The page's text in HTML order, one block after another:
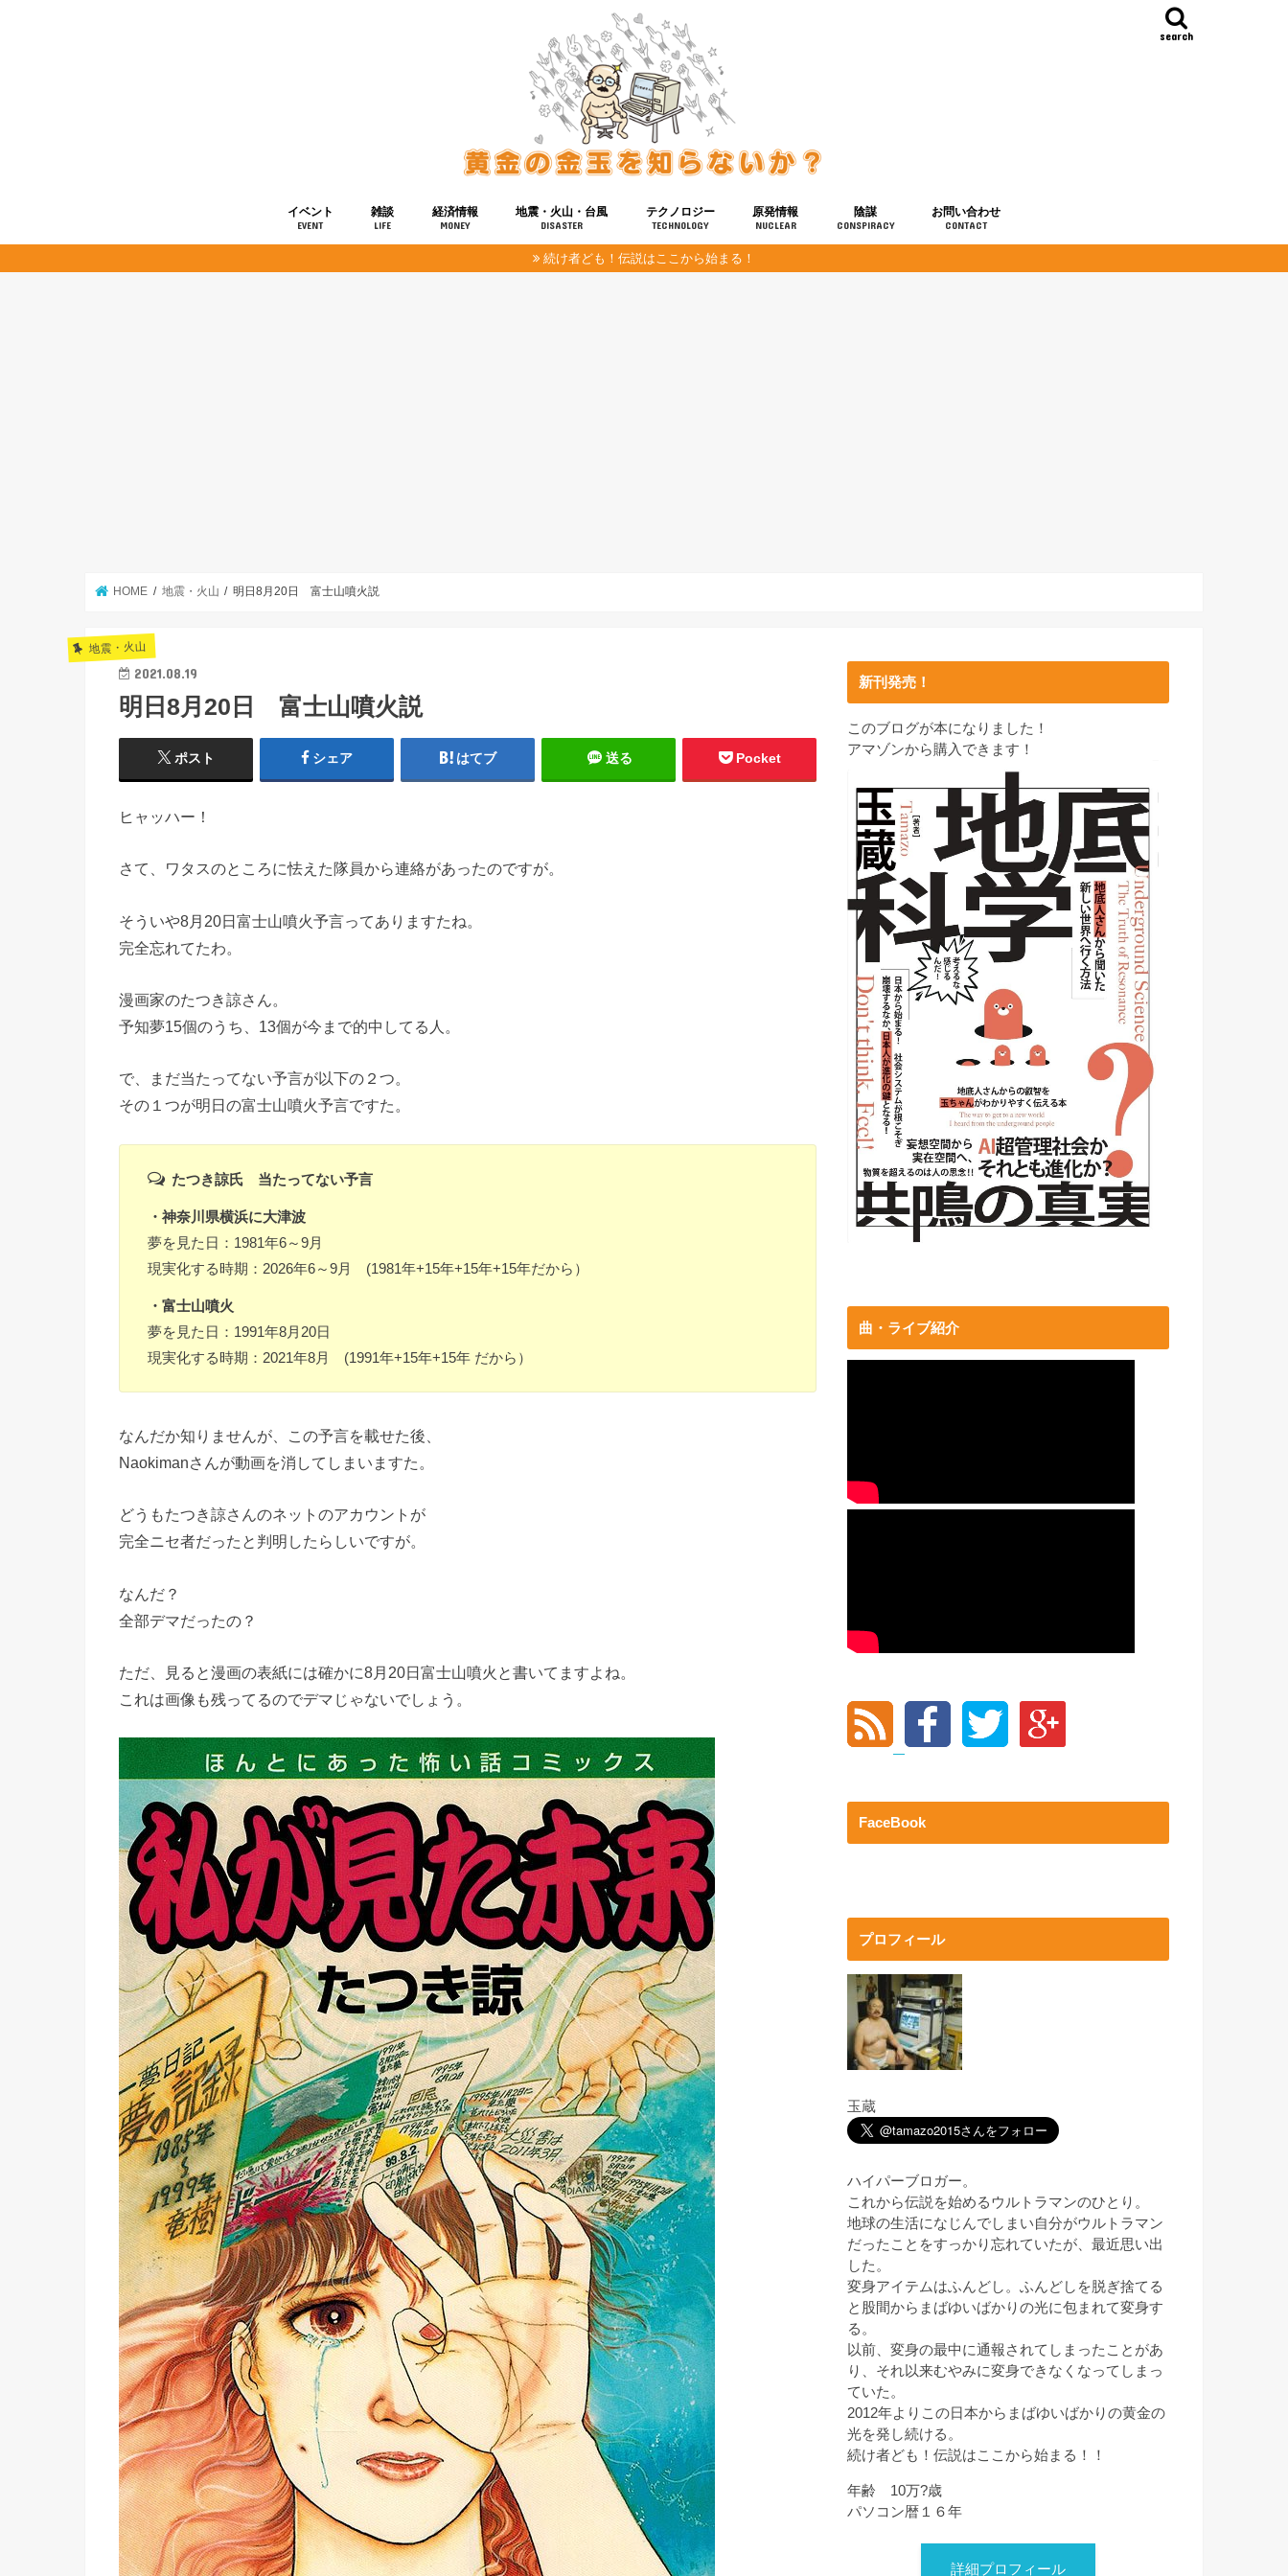
search
イベント
EVENT
雑談
LIFE
経済情報
MONEY
地震・火山・台風
DISASTER
テクノロジー
TECHNOLOGY
健康
宇宙
原発情報
NUCLEAR
陰謀
CONSPIRACY
お問い合わせ
CONTACT
続け者ども！伝説はここから始まる！
HOME 地震・火山 明日8月20日 富士山噴火説
地震・火山
2021.08.19
明日8月20日 富士山噴火説
ポスト シェア はてブ 送る Pocket
ヒャッハー！
さて、ワタスのところに怯えた隊員から連絡があったのですが。
そういや8月20日富士山噴火予言ってありますたね。
完全忘れてたわ。
漫画家のたつき諒さん。
予知夢15個のうち、13個が今まで的中してる人。
で、まだ当たってない予言が以下の２つ。
その１つが明日の富士山噴火予言ですた。
たつき諒氏 当たってない予言
・神奈川県横浜に大津波
夢を見た日：1981年6～9月
現実化する時期：2026年6～9月 (1981年+15年+15年+15年だから）
・富士山噴火
夢を見た日：1991年8月20日
現実化する時期：2021年8月 (1991年+15年+15年 だから）
なんだか知りませんが、この予言を載せた後、
Naokimanさんが動画を消してしまいますた。
どうもたつき諒さんのネットのアカウントが
完全ニセ者だったと判明したらしいですが。
なんだ？
全部デマだったの？
ただ、見ると漫画の表紙には確かに8月20日富士山噴火と書いてますよね。
これは画像も残ってるのでデマじゃないでしょう。
新刊発売！
このブログが本になりました！
アマゾンから購入できます！
曲・ライブ紹介
FaceBook
プロフィール
玉蔵
ハイパーブロガー。
これから伝説を始めるウルトラマンのひとり。
地球の生活になじんでしまい自分がウルトラマン
だったことをすっかり忘れていたが、最近思い出
した。
変身アイテムはふんどし。ふんどしを脱ぎ捨てる
と股間からまばゆいばかりの光に包まれて変身す
る。
以前、変身の最中に通報されてしまったことがあ
り、それ以来むやみに変身できなくなってしまっ
ていた。
2012年よりこの日本からまばゆいばかりの黄金の
光を発し続ける。
続け者ども！伝説はここから始まる！！
年齢 10万?歳
パソコン暦１６年
詳細プロフィール